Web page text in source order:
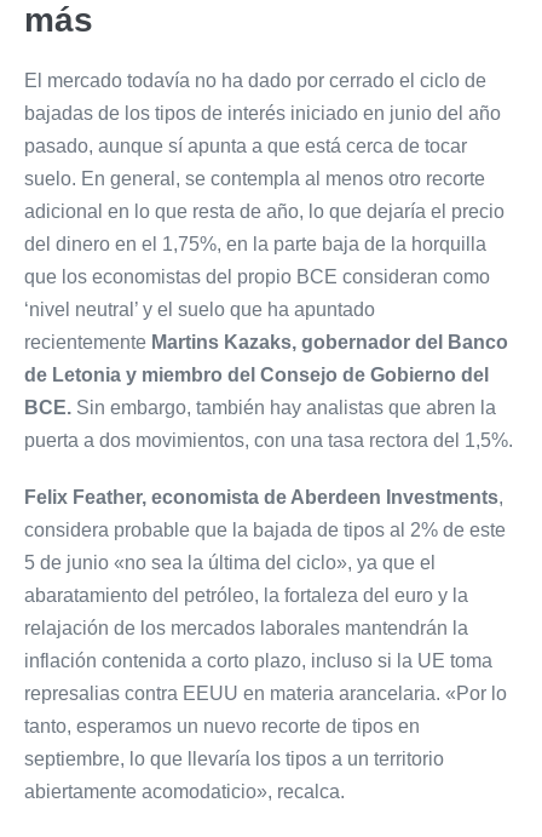
más
El mercado todavía no ha dado por cerrado el ciclo de
bajadas de los tipos de interés iniciado en junio del año
pasado, aunque sí apunta a que está cerca de tocar
suelo. En general, se contempla al menos otro recorte
adicional en lo que resta de año, lo que dejaría el precio
del dinero en el 1,75%, en la parte baja de la horquilla
que los economistas del propio BCE consideran como
‘nivel neutral’ y el suelo que ha apuntado
recientemente Martins Kazaks, gobernador del Banco
de Letonia y miembro del Consejo de Gobierno del
BCE. Sin embargo, también hay analistas que abren la
puerta a dos movimientos, con una tasa rectora del 1,5%.
Felix Feather, economista de Aberdeen Investments,
considera probable que la bajada de tipos al 2% de este
5 de junio «no sea la última del ciclo», ya que el
abaratamiento del petróleo, la fortaleza del euro y la
relajación de los mercados laborales mantendrán la
inflación contenida a corto plazo, incluso si la UE toma
represalias contra EEUU en materia arancelaria. «Por lo
tanto, esperamos un nuevo recorte de tipos en
septiembre, lo que llevaría los tipos a un territorio
abiertamente acomodaticio», recalca.